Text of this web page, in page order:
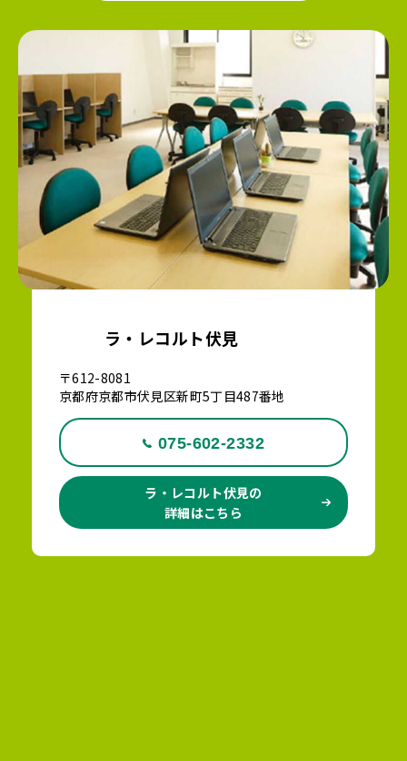
ラ・レコルト伏見
〒612-8081
京都府京都市伏見区新町5丁目487番地
075-602-2332
ラ・レコルト伏見の
詳細はこちら